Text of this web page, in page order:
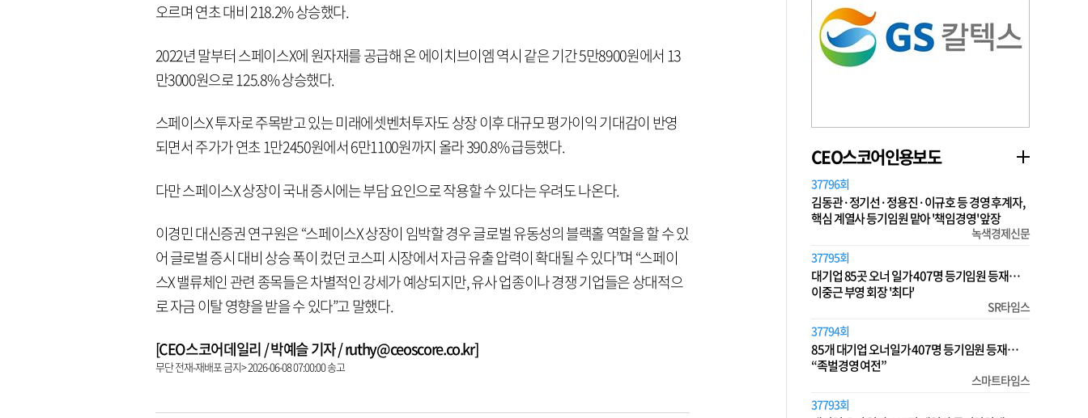
오르며 연초 대비 218.2% 상승했다.
2022년 말부터 스페이스X에 원자재를 공급해 온 에이치브이엠 역시 같은 기간 5만8900원에서 13
만3000원으로 125.8% 상승했다.
스페이스X 투자로 주목받고 있는 미래에셋벤처투자도 상장 이후 대규모 평가이익 기대감이 반영
되면서 주가가 연초 1만2450원에서 6만1100원까지 올라 390.8% 급등했다.
다만 스페이스X 상장이 국내 증시에는 부담 요인으로 작용할 수 있다는 우려도 나온다.
이경민 대신증권 연구원은 “스페이스X 상장이 임박할 경우 글로벌 유동성의 블랙홀 역할을 할 수 있
어 글로벌 증시 대비 상승 폭이 컸던 코스피 시장에서 자금 유출 압력이 확대될 수 있다”며 “스페이
스X 밸류체인 관련 종목들은 차별적인 강세가 예상되지만, 유사 업종이나 경쟁 기업들은 상대적으
로 자금 이탈 영향을 받을 수 있다”고 말했다.
[CEO스코어데일리 / 박예슬 기자 / ruthy@ceoscore.co.kr]
무단 전재-재배포 금지> 2026-06-08 07:00:00 송고
CEO스코어인용보도
37796회
김동관·정기선·정용진·이규호 등 경영 후계자,
핵심 계열사 등기임원 맡아 '책임경영' 앞장
녹색경제신문
37795회
대기업 85곳 오너 일가 407명 등기임원 등재…
이중근 부영 회장 '최다'
SR타임스
37794회
85개 대기업 오너일가 407명 등기임원 등재…
“족벌경영 여전”
스마트타임스
37793회